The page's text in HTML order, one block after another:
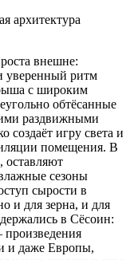
внешне:
уверенный ритм
с широким
обтёсанные
раздвижными
создаёт игру света и
помещения. В
оставляют
сезоны
сырости в
и для зерна, и для
в Сёсоин:
произведения
и даже Европы,